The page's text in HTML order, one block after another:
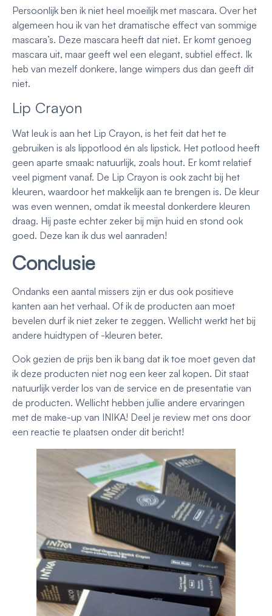
Persoonlijk ben ik niet heel moeilijk met mascara. Over het
algemeen hou ik van het dramatische effect van sommige
mascara’s. Deze mascara heeft dat niet. Er komt genoeg
mascara uit, maar geeft wel een elegant, subtiel effect. Ik
heb van mezelf donkere, lange wimpers dus dan geeft dit
niet.
Lip Crayon
Wat leuk is aan het Lip Crayon, is het feit dat het te
gebruiken is als lippotlood én als lipstick. Het potlood heeft
geen aparte smaak: natuurlijk, zoals hout. Er komt relatief
veel pigment vanaf. De Lip Crayon is ook zacht bij het
kleuren, waardoor het makkelijk aan te brengen is. De kleur
was even wennen, omdat ik meestal donkerdere kleuren
draag. Hij paste echter zeker bij mijn huid en stond ook
goed. Deze kan ik dus wel aanraden!
Conclusie
Ondanks een aantal missers zijn er dus ook positieve
kanten aan het verhaal. Of ik de producten aan moet
bevelen durf ik niet zeker te zeggen. Wellicht werkt het bij
andere huidtypen of -kleuren beter.
Ook gezien de prijs ben ik bang dat ik toe moet geven dat
ik deze producten niet nog een keer zal kopen. Dit staat
natuurlijk verder los van de service en de presentatie van
de producten. Wellicht hebben jullie andere ervaringen
met de make-up van INIKA! Deel je review met ons door
een reactie te plaatsen onder dit bericht!